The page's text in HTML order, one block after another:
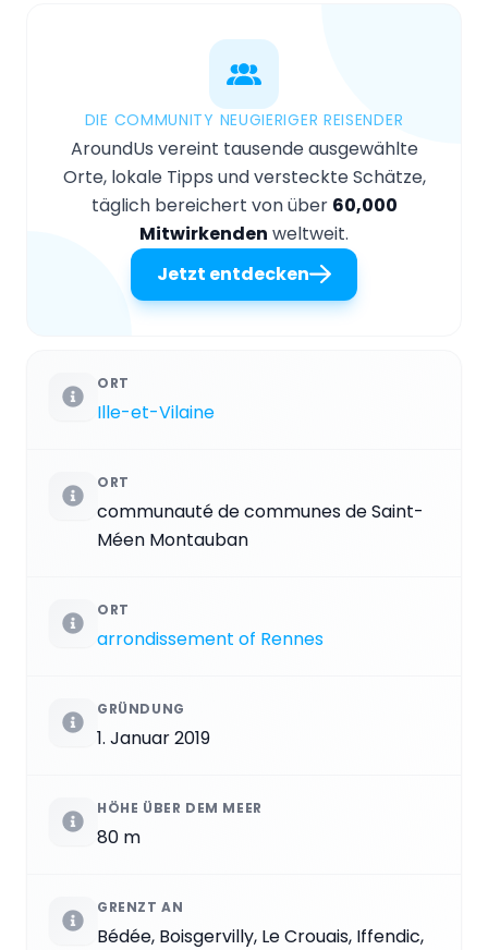
DIE COMMUNITY NEUGIERIGER REISENDER
AroundUs vereint tausende ausgewählte
Orte, lokale Tipps und versteckte Schätze,
täglich bereichert von über 60,000
Mitwirkenden weltweit.
Jetzt entdecken
ORT
Ille-et-Vilaine
ORT
communauté de communes de Saint-
Méen Montauban
ORT
arrondissement of Rennes
GRÜNDUNG
1. Januar 2019
HÖHE ÜBER DEM MEER
80 m
GRENZT AN
Bédée, Boisgervilly, Le Crouais, Iffendic,